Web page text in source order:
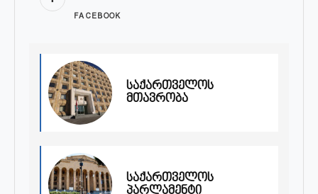
FACEBOOK
საქართველოს
მთავრობა
საქართველოს
პარლამენტი